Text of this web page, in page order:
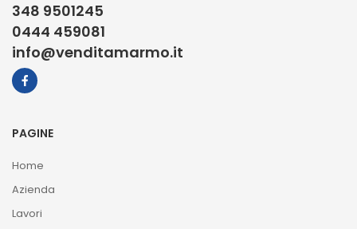
348 9501245
0444 459081
info@venditamarmo.it
PAGINE
Home
Azienda
Lavori